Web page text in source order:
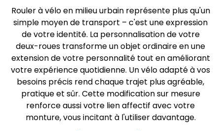
Rouler à vélo en milieu urbain représente plus qu'un
simple moyen de transport – c'est une expression
de votre identité. La personnalisation de votre
deux-roues transforme un objet ordinaire en une
extension de votre personnalité tout en améliorant
votre expérience quotidienne. Un vélo adapté à vos
besoins précis rend chaque trajet plus agréable,
pratique et sûr. Cette modification sur mesure
renforce aussi votre lien affectif avec votre
monture, vous incitant à l'utiliser davantage.